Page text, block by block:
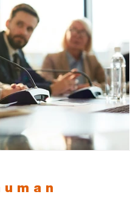
Informes de investigación